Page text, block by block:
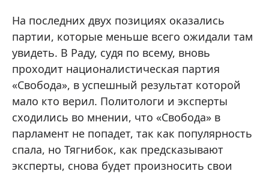
На последних двух позициях оказались
партии, которые меньше всего ожидали там
увидеть. В Раду, судя по всему, вновь
проходит националистическая партия
«Свобода», в успешный результат которой
мало кто верил. Политологи и эксперты
сходились во мнении, что «Свобода» в
парламент не попадет, так как популярность
спала, но Тягнибок, как предсказывают
эксперты, снова будет произносить свои